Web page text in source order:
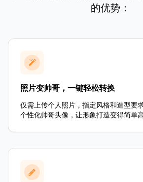
的优势：
照片变帅哥，一键轻松转换
仅需上传个人照片，指定风格和造型要
个性化帅哥头像，让形象打造变得简单高